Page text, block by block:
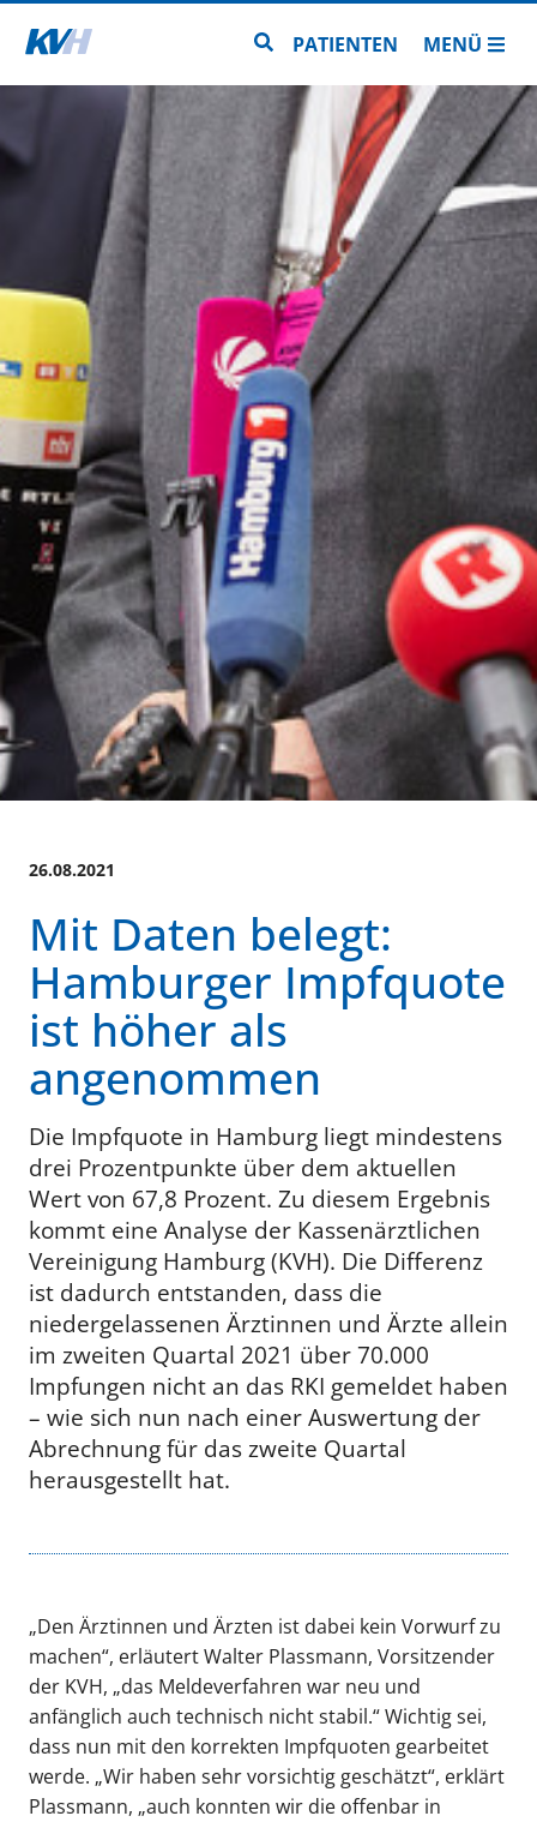
Zur Startseite Zur Seitensuche
PATIENTEN MENÜ
26.08.2021
Mit Daten belegt:
Hamburger Impfquote
ist höher als
angenommen
Die Impfquote in Hamburg liegt mindestens
drei Prozentpunkte über dem aktuellen
Wert von 67,8 Prozent. Zu diesem Ergebnis
kommt eine Analyse der Kassenärztlichen
Vereinigung Hamburg (KVH). Die Differenz
ist dadurch entstanden, dass die
niedergelassenen Ärztinnen und Ärzte allein
im zweiten Quartal 2021 über 70.000
Impfungen nicht an das RKI gemeldet haben
– wie sich nun nach einer Auswertung der
Abrechnung für das zweite Quartal
herausgestellt hat.
„Den Ärztinnen und Ärzten ist dabei kein Vorwurf zu
machen“, erläutert Walter Plassmann, Vorsitzender
der KVH, „das Meldeverfahren war neu und
anfänglich auch technisch nicht stabil.“ Wichtig sei,
dass nun mit den korrekten Impfquoten gearbeitet
werde. „Wir haben sehr vorsichtig geschätzt“, erklärt
Plassmann, „auch konnten wir die offenbar in